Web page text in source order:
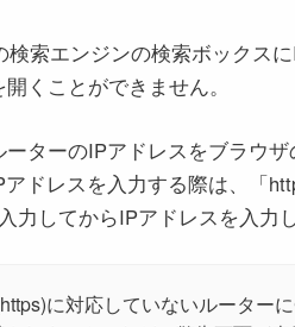
検索エンジンの検索ボックス
くことができません。
ーターのIPアドレスをブラウ
ドレスを入力する際は、「
力してからIPアドレスを入力
に対応していないルーター